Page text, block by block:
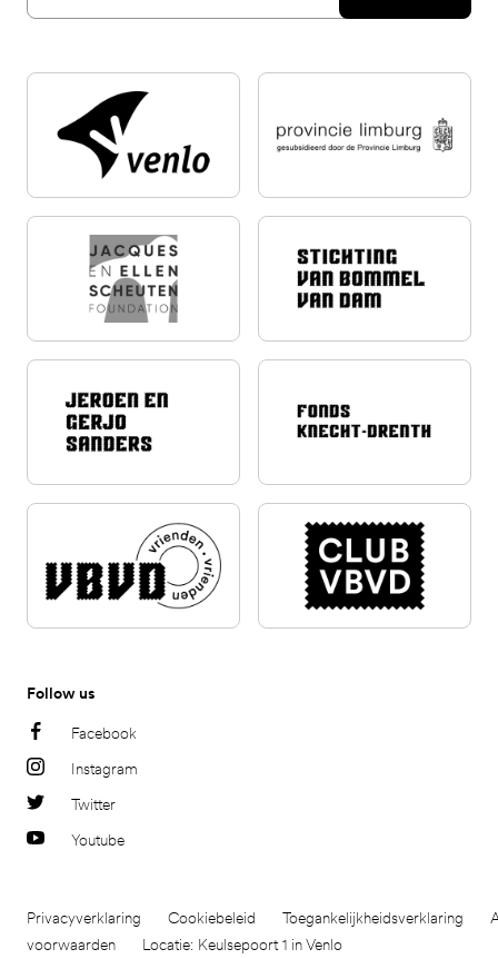
Follow us
Facebook
Instagram
Twitter
Youtube
Privacyverklaring Cookiebeleid Toegankelijkheidsverklaring
voorwaarden
Locatie: Keulsepoort 1 in Venlo